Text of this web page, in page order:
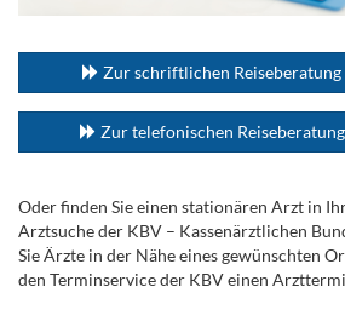
Zur schriftlichen Reiseberatung
Zur telefonischen
Oder finden Sie einen stationären Arzt in
Arztsuche der KBV – Kassenärztlichen
Sie Ärzte in der Nähe eines gewünschten
den Terminservice der KBV einen